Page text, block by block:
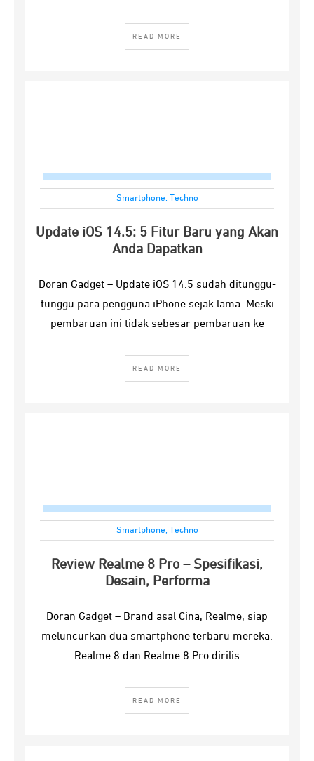
READ MORE
Smartphone, Techno
Update iOS 14.5: 5 Fitur Baru yang Akan
Anda Dapatkan
Doran Gadget – Update iOS 14.5 sudah ditunggu-
tunggu para pengguna iPhone sejak lama. Meski
pembaruan ini tidak sebesar pembaruan ke
READ MORE
Smartphone, Techno
Review Realme 8 Pro – Spesifikasi,
Desain, Performa
Doran Gadget – Brand asal Cina, Realme, siap
meluncurkan dua smartphone terbaru mereka.
Realme 8 dan Realme 8 Pro dirilis
READ MORE